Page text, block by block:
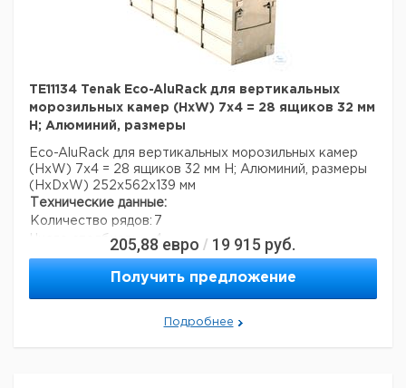
TE11134 Tenak Eco-AluRack для вертикальных
морозильных камер (HxW) 7x4 = 28 ящиков 32 мм
H; Алюминий, размеры
Eco-AluRack для вертикальных морозильных камер
(HxW) 7x4 = 28 ящиков 32 мм H; Алюминий, размеры
(HxDxW) 252x562x139 мм
Технические данные:
Количество рядов: 7
Число столбцов:
4
Материал:
алюминий
1,3 кг
Страна происхождения:Дания
Вес брутто:
1,7 кг
205,88 евро / 19 915 руб.
Получить предложение
Подробнее